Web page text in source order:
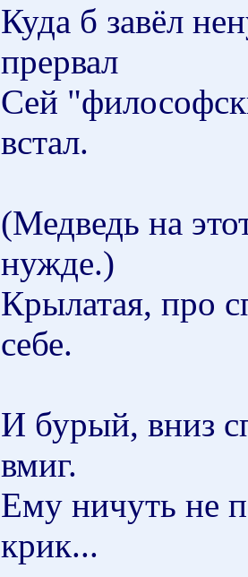
Куда б завёл
прервал
Сей
встал.
(Медведь на
нужде.)
Крылатая, про
себе.
И бурый, вниз
вмиг.
Ему ничуть не
крик...